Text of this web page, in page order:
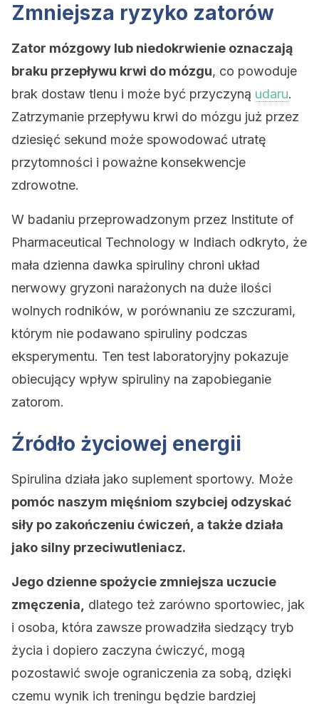
Zmniejsza ryzyko zatorów
Zator mózgowy lub niedokrwienie oznaczają
braku przepływu krwi do mózgu, co powoduje
brak dostaw tlenu i może być przyczyną udaru.
Zatrzymanie przepływu krwi do mózgu już przez
dziesięć sekund może spowodować utratę
przytomności i poważne konsekwencje
zdrowotne.
W badaniu przeprowadzonym przez Institute of
Pharmaceutical Technology w Indiach odkryto, że
mała dzienna dawka spiruliny chroni układ
nerwowy gryzoni narażonych na duże ilości
wolnych rodników, w porównaniu ze szczurami,
którym nie podawano spiruliny podczas
eksperymentu. Ten test laboratoryjny pokazuje
obiecujący wpływ spiruliny na zapobieganie
zatorom.
Źródło życiowej energii
Spirulina działa jako suplement sportowy. Może
pomóc naszym mięśniom szybciej odzyskać
siły po zakończeniu ćwiczeń, a także działa
jako silny przeciwutleniacz.
Jego dzienne spożycie zmniejsza uczucie
zmęczenia,
dlatego też zarówno sportowiec, jak
i osoba, która zawsze prowadziła siedzący tryb
życia i dopiero zaczyna ćwiczyć, mogą
pozostawić swoje ograniczenia za sobą, dzięki
czemu wynik ich treningu będzie bardziej